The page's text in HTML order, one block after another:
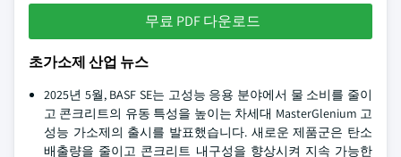
무료 PDF 다운로드
초가소제 산업 뉴스
2025년 5월, BASF SE는 고성능 응용 분야에서 물 소비를 줄이
고 콘크리트의 유동 특성을 높이는 차세대 MasterGlenium 고
성능 가소제의 출시를 발표했습니다. 새로운 제품군은 탄소
배출량을 줄이고 콘크리트 내구성을 향상시켜 지속 가능한